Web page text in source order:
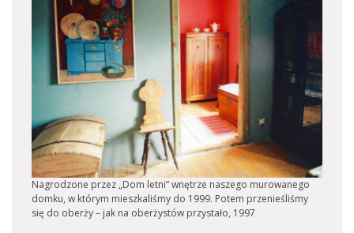
Nagrodzone przez „Dom letni” wnętrze naszego murowanego
domku, w którym mieszkaliśmy do 1999. Potem przenieśliśmy
się do oberży – jak na oberżystów przystało, 1997